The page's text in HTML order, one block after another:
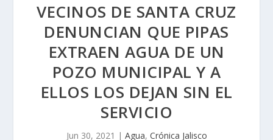
VECINOS DE SANTA CRUZ
DENUNCIAN QUE PIPAS
EXTRAEN AGUA DE UN
POZO MUNICIPAL Y A
ELLOS LOS DEJAN SIN EL
SERVICIO
Jun 30, 2021 | Agua, Crónica Jalisco